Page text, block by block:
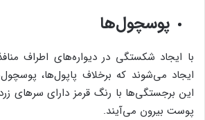
پوسچول‌ها
با ایجاد شکستگی در دیواره‌های اطراف
ایجاد می‌شوند که برخلاف پاپول‌ها،
این برجستگی‌ها با رنگ قرمز دارای سرهای
پوست بیرون می‌آیند.